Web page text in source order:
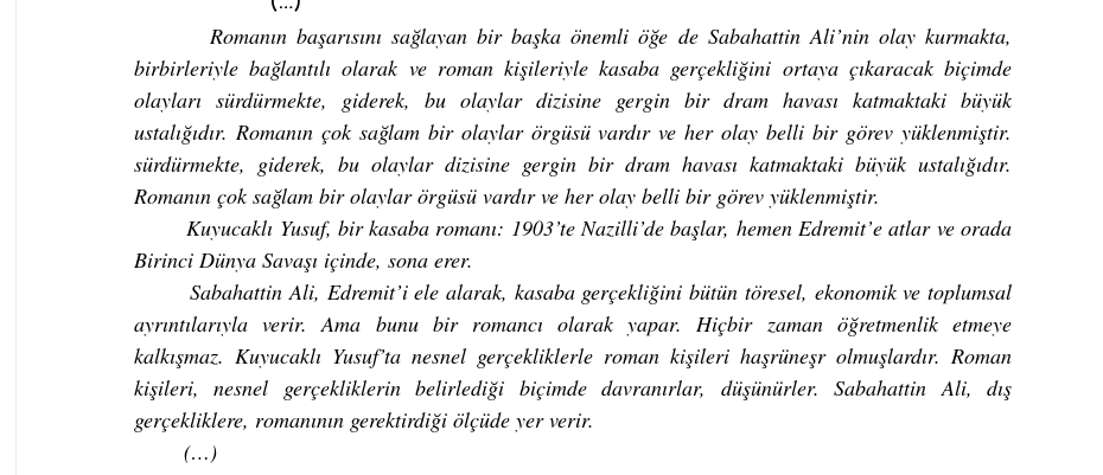
Romanın başarısını sağlayan bir başka önemli öğe de Sabahattin Ali’nin olay kurmakta,
birbirleriyle bağlantılı olarak ve roman kişileriyle kasaba gerçekliğini ortaya çıkaracak biçimde
olayları sürdürmekte, giderek, bu olaylar dizisine gergin bir dram havası katmaktaki büyük
ustalığıdır. Romanın çok sağlam bir olaylar örgüsü vardır ve her olay belli bir görev yüklenmiştir.
sürdürmekte, giderek, bu olaylar dizisine gergin bir dram havası katmaktaki büyük ustalığıdır.
Romanın çok sağlam bir olaylar örgüsü vardır ve her olay belli bir görev yüklenmiştir.
Kuyucaklı Yusuf, bir kasaba romanı: 1903’te Nazilli’de başlar, hemen Edremit’e atlar ve orada
Birinci Dünya Savaşı içinde, sona erer.
Sabahattin Ali, Edremit’i ele alarak, kasaba gerçekliğini bütün töresel, ekonomik ve toplumsal
ayrıntılarıyla verir. Ama bunu bir romancı olarak yapar. Hiçbir zaman öğretmenlik etmeye
kalkışmaz. Kuyucaklı Yusuf’ta nesnel gerçekliklerle roman kişileri haşrüneşr olmuşlardır. Roman
kişileri, nesnel gerçekliklerin belirlediği biçimde davranırlar, düşünürler. Sabahattin Ali, dış
gerçekliklere, romanının gerektirdiği ölçüde yer verir.
(…)